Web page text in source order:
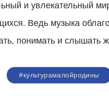
и увлекательный
Ведь музыка
понимать и слышать
#культурамалойродины